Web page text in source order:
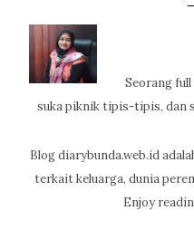
Seorang
suka piknik tipis-tipis, dan
Blog diarybunda.web.id
terkait keluarga, dunia
Enjoy